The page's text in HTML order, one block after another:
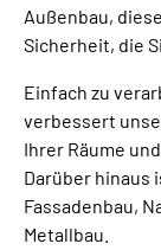
Außenbau,
Sicherheit, die
Einfach zu
verbessert
Ihrer Räume
Darüber hinaus
Fassadenbau,
Metallbau.